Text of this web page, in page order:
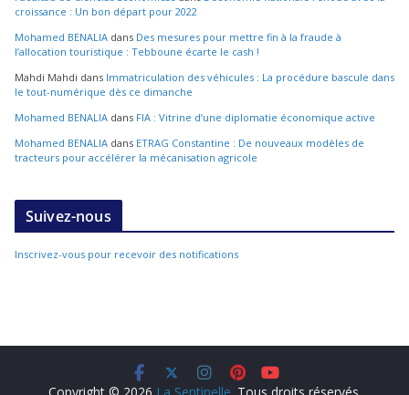
croissance : Un bon départ pour 2022
Mohamed BENALIA dans Des mesures pour mettre fin à la fraude à
l’allocation touristique : Tebboune écarte le cash !
Mahdi Mahdi dans Immatriculation des véhicules : La procédure bascule dans
le tout-numérique dès ce dimanche
Mohamed BENALIA dans FIA : Vitrine d’une diplomatie économique active
Mohamed BENALIA dans ETRAG Constantine : De nouveaux modèles de
tracteurs pour accélérer la mécanisation agricole
Suivez-nous
Inscrivez-vous pour recevoir des notifications